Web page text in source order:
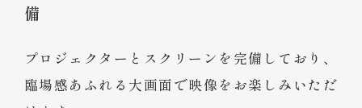
備
プロジェクターとスクリーンを完備しており、
臨場感あふれる大画面で映像をお楽しみいただ